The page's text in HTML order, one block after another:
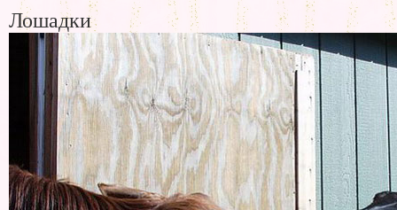
Лошадки